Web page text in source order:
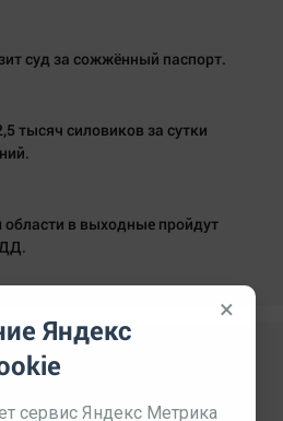
суд за сожжённый паспорт.
тысяч силовиков за сутки
в выходные пройдут
×
Яндекс
сервис Яндекс Метрика